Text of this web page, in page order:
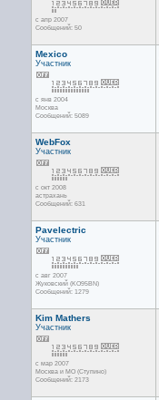
с апр 2007
Сообщений: 50
Mexico
Участник
с янв 2004
Москва
Сообщений: 5089
WebFox
Участник
с окт 2008
астрахань
Сообщений: 631
Pavelectric
Участник
с авг 2007
Жуковский (KO95BN)
Сообщений: 1279
Kim Mathers
Участник
с мар 2007
Москва и МО (Ступино)
Сообщений: 2173